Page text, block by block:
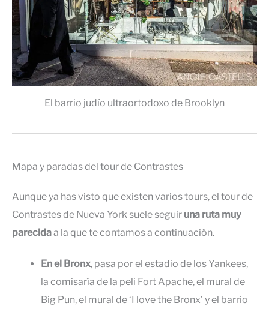
El barrio judío ultraortodoxo de Brooklyn
Mapa y paradas del tour de Contrastes
Aunque ya has visto que existen varios tours, el tour de
Contrastes de Nueva York suele seguir una ruta muy
parecidaa la que te contamos a continuación.
En el Bronx, pasa por el estadio de los Yankees,
la comisaría de la peli Fort Apache, el mural de
Big Pun, el mural de ‘I love the Bronx’ y el barrio